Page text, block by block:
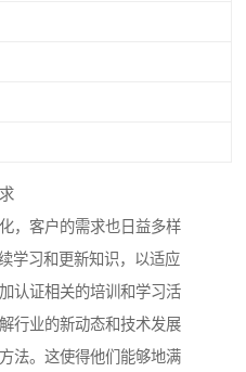
，客户的需求也日益多样
学习和更新知识，以适应
认证相关的培训和学习活
行业的新动态和技术发展
法。这使得他们能够地满